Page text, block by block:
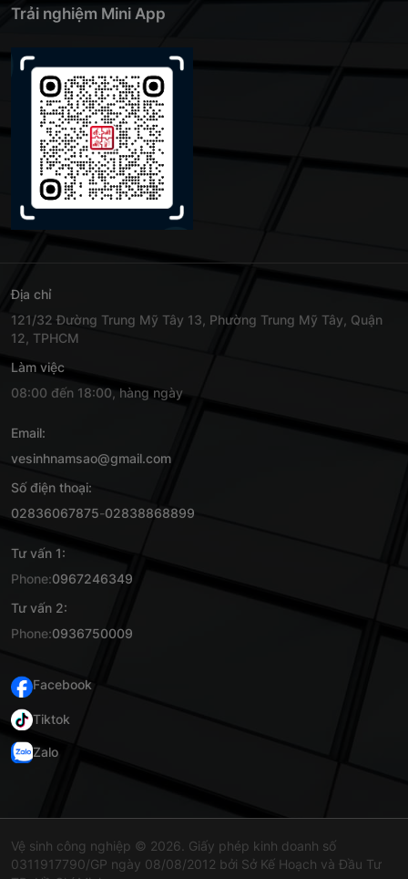
Trải nghiệm Mini App
Địa chỉ
121/32 Đường Trung Mỹ Tây 13, Phường Trung Mỹ Tây, Quận
12, TPHCM
Làm việc
08:00 đến 18:00, hàng ngày
Email:
vesinhnamsao@gmail.com
Số điện thoại:
02836067875-02838868899
Tư vấn 1:
Phone:0967246349
Tư vấn 2:
Phone:0936750009
Facebook
Tiktok
Zalo
Vệ sinh công nghiệp © 2026. Giấy phép kinh doanh số
0311917790/GP ngày 08/08/2012 bởi Sở Kế Hoạch và Đầu Tư